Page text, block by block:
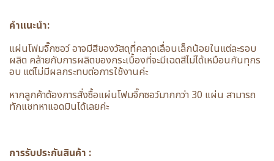
คำแนะนำ:
แผ่นโฟมจิ๊กซอว์ อาจมีสีของวัสดุที่คลาดเลื่อนเล็กน้อยในแต่ละรอบ
ผลิต คล้ายกับการผลิตของกระเบื้องที่จะมีเฉดสีไม่ได้เหมือนกันทุกร
อบ แต่ไม่มีผลกระทบต่อการใช้งานค่ะ
หากลูกค้าต้องการสั่งซื้อแผ่นโฟมจิ๊กซอว์มากกว่า 30 แผ่น สามารถ
ทักแชทหาแอดมินได้เลยค่ะ
การรับประกันสินค้า :